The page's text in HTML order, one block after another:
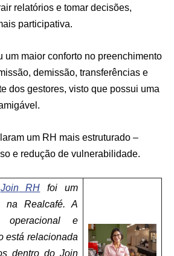
relatórios e tomar decisões,
participativa.
um maior conforto no preenchimento
demissão, transferências e
dos gestores, visto que possui uma
um RH mais estruturado –
e redução de vulnerabilidade.
JoinRH foi um
na Realcafé. A
operacional e
está relacionada
dentro do Join